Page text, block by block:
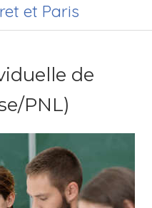
et Paris
de
PNL)